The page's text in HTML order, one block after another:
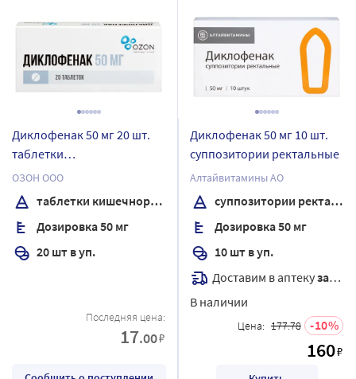
Диклофенак 50 мг 20 шт.
таблетки
кишечнорастворимые ,
покрытые пленочной
оболочкой
ОЗОН ООО
таблетки кишечнорастворимые , покрытые пленочной оболочкой
Дозировка 50 мг
20 шт в уп.
Последняя цена:
17.00₽
Диклофенак 50 мг 10 шт.
суппозитории ректальные
Алтайвитамины АО
суппозитории ректальные
Дозировка 50 мг
10 шт в уп.
Доставим в аптекузавтра
В наличии
Цена: 177.78 10
160₽